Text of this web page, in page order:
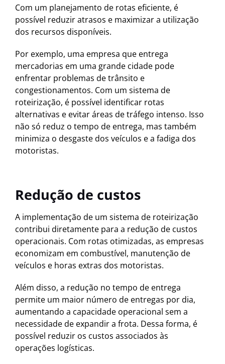
Com um planejamento de rotas eficiente, é
possível reduzir atrasos e maximizar a utilização
dos recursos disponíveis.
Por exemplo, uma empresa que entrega
mercadorias em uma grande cidade pode
enfrentar problemas de trânsito e
congestionamentos. Com um sistema de
roteirização, é possível identificar rotas
alternativas e evitar áreas de tráfego intenso. Isso
não só reduz o tempo de entrega, mas também
minimiza o desgaste dos veículos e a fadiga dos
motoristas.
Redução de custos
A implementação de um sistema de roteirização
contribui diretamente para a redução de custos
operacionais. Com rotas otimizadas, as empresas
economizam em combustível, manutenção de
veículos e horas extras dos motoristas.
Além disso, a redução no tempo de entrega
permite um maior número de entregas por dia,
aumentando a capacidade operacional sem a
necessidade de expandir a frota. Dessa forma, é
possível reduzir os custos associados às
operações logísticas.